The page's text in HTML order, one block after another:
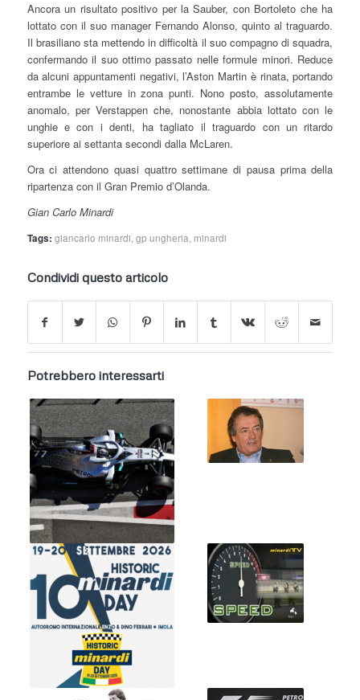
Ancora un risultato positivo per la Sauber, con Bortoleto che ha
lottato con il suo manager Fernando Alonso, quinto al traguardo.
Il brasiliano sta mettendo in difficoltà il suo compagno di squadra,
confermando il suo ottimo passato nelle formule minori. Reduce
da alcuni appuntamenti negativi, l’Aston Martin è rinata, portando
entrambe le vetture in zona punti. Nono posto, assolutamente
anomalo, per Verstappen che, nonostante abbia lottato con le
unghie e con i denti, ha tagliato il traguardo con un ritardo
superiore ai settanta secondi dalla McLaren.
Ora ci attendono quasi quattro settimane di pausa prima della
ripartenza con il Gran Premio d’Olanda.
Gian Carlo Minardi
Tags: giancarlo minardi gp ungheria minardi
Condividi questo articolo
Potrebbero interessarti